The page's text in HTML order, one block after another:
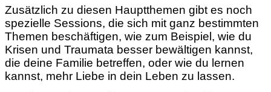
Zusätzlich zu diesen Hauptthemen gibt es noch
spezielle Sessions, die sich mit ganz bestimmten
Themen beschäftigen, wie zum Beispiel, wie du
Krisen und Traumata besser bewältigen kannst,
die deine Familie betreffen, oder wie du lernen
kannst, mehr Liebe in dein Leben zu lassen.